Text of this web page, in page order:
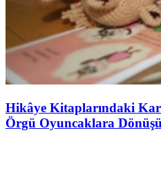
Hikâye Kitaplarındaki
Örgü Oyuncaklara